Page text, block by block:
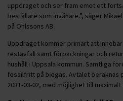
uppdraget och ser fram emot ett
beställare som invånare.”, säger
på Ohlssons AB.
Uppdraget kommer primärt att
restavfall samt förpackningar och
hushåll i Uppsala kommun. Samtliga
fossilfritt på biogas. Avtalet beräknas
2031-03-02, med möjlighet till